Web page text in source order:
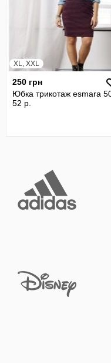
XL, XXL
250 грн
Юбка трикотаж esmara
52 р.